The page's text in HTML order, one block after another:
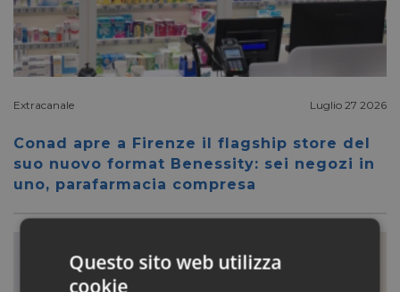
Extracanale Luglio 27 2026
Conad apre a Firenze il flagship store del
suo nuovo format Benessity: sei negozi in
uno, parafarmacia compresa
Questo sito web utilizza
cookie